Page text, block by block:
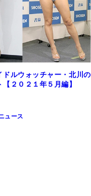
ルウォッチャー・北川の
２０２１年５月編】
ュース